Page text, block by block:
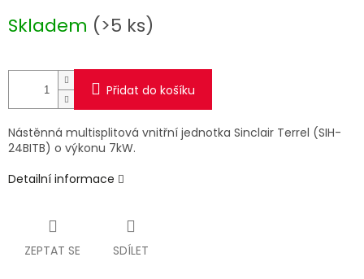
cena:
Skladem (>5 ks)
Přidat do košíku
Nástěnná multisplitová vnitřní jednotka Sinclair Terrel (SIH-
24BITB) o výkonu 7kW.
Detailní informace
ZEPTAT SE SDÍLET